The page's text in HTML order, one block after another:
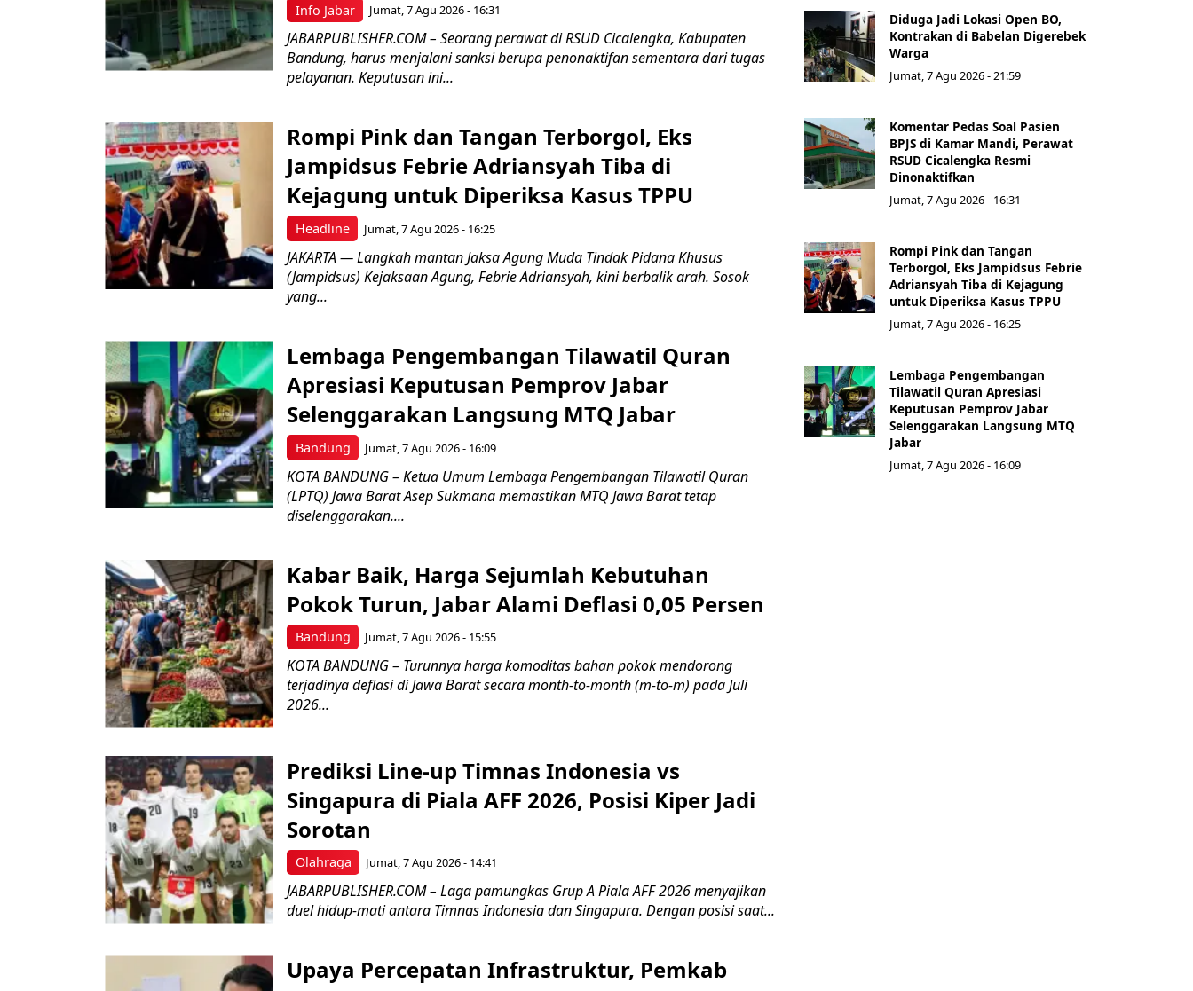
Info Jabar Jumat, 7 Agu 2026 - 16:31
JABARPUBLISHER.COM – Seorang perawat di RSUD Cicalengka, Kabupaten
Bandung, harus menjalani sanksi berupa penonaktifan sementara dari tugas
pelayanan. Keputusan ini...
Headline
Rompi Pink dan Tangan Terborgol, Eks
Jampidsus Febrie Adriansyah Tiba di
Kejagung untuk Diperiksa Kasus TPPU
Jumat, 7 Agu 2026 - 16:25
JAKARTA — Langkah mantan Jaksa Agung Muda Tindak Pidana Khusus
(Jampidsus) Kejaksaan Agung, Febrie Adriansyah, kini berbalik arah. Sosok
yang...
Bandung
Lembaga Pengembangan Tilawatil Quran
Apresiasi Keputusan Pemprov Jabar
Selenggarakan Langsung MTQ Jabar
Jumat, 7 Agu 2026 - 16:09
KOTA BANDUNG – Ketua Umum Lembaga Pengembangan Tilawatil Quran
(LPTQ) Jawa Barat Asep Sukmana memastikan MTQ Jawa Barat tetap
diselenggarakan....
Bandung
Kabar Baik, Harga Sejumlah Kebutuhan
Pokok Turun, Jabar Alami Deflasi 0,05 Persen
Jumat, 7 Agu 2026 - 15:55
KOTA BANDUNG – Turunnya harga komoditas bahan pokok mendorong
terjadinya deflasi di Jawa Barat secara month-to-month (m-to-m) pada Juli
2026...
Olahraga
Prediksi Line-up Timnas Indonesia vs
Singapura di Piala AFF 2026, Posisi Kiper Jadi
Sorotan
Jumat, 7 Agu 2026 - 14:41
JABARPUBLISHER.COM – Laga pamungkas Grup A Piala AFF 2026 menyajikan
duel hidup-mati antara Timnas Indonesia dan Singapura. Dengan posisi saat...
Upaya Percepatan Infrastruktur, Pemkab
Diduga Jadi Lokasi Open BO,
Kontrakan di Babelan Digerebek
Warga
Jumat, 7 Agu 2026 - 21:59
Komentar Pedas Soal Pasien
BPJS di Kamar Mandi, Perawat
RSUD Cicalengka Resmi
Dinonaktifkan
Jumat, 7 Agu 2026 - 16:31
Rompi Pink dan Tangan
Terborgol, Eks Jampidsus Febrie
Adriansyah Tiba di Kejagung
untuk Diperiksa Kasus TPPU
Jumat, 7 Agu 2026 - 16:25
Lembaga Pengembangan
Tilawatil Quran Apresiasi
Keputusan Pemprov Jabar
Selenggarakan Langsung MTQ
Jabar
Jumat, 7 Agu 2026 - 16:09